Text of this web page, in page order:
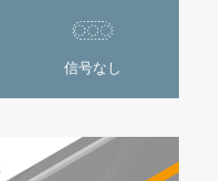
信号なし